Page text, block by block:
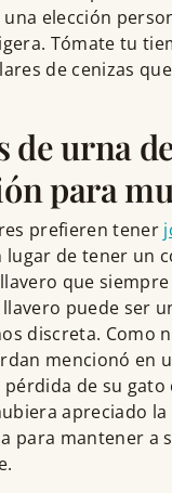
elección
Tómate tu
de cenizas
de urna
para
prefieren tener
lugar de tener un
que siempre
puede ser
discreta. Como
mencionó en
pérdida de su gato
apreciado
para mantener a